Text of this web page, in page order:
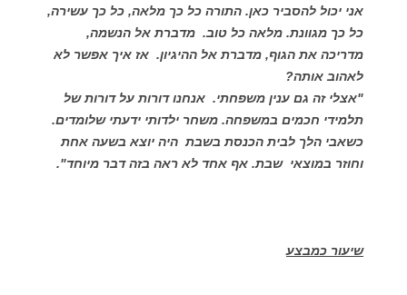
אני יכול להסביר כאן. התורה כל כך מלאה, כל כך עשירה,
כל כך מגוונת. מלאה כל טוב. מדברת אל הנשמה,
מדריכה את הגוף, מדברת אל ההיגיון. אז איך אפשר לא
לאהוב אותה?
"אצלי זה גם ענין משפחתי. אנחנו דורות על דורות של
תלמידי חכמים במשפחה. משחר ילדותי ידעתי שלומדים.
כשאבי הלך לבית הכנסת בשבת היה יוצא בשעה אחת
וחוזר במוצאי שבת. אף אחד לא ראה בזה דבר מיוחד".
שיעור כמבצע